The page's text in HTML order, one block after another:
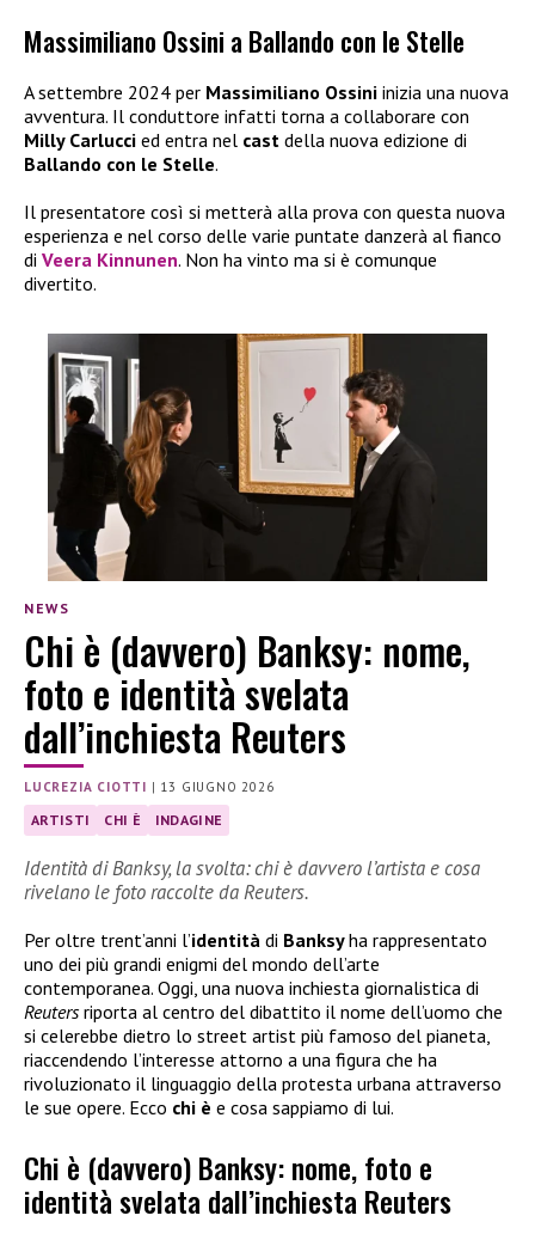
Massimiliano Ossini a Ballando con le Stelle
A settembre 2024 per Massimiliano Ossini inizia una nuova
avventura. Il conduttore infatti torna a collaborare con
Milly Carlucci ed entra nel cast della nuova edizione di
Ballando con le Stelle.
Il presentatore così si metterà alla prova con questa nuova
esperienza e nel corso delle varie puntate danzerà al fianco
di Veera Kinnunen. Non ha vinto ma si è comunque
divertito.
NEWS
Chi è (davvero) Banksy: nome,
foto e identità svelata
dall’inchiesta Reuters
LUCREZIA CIOTTI | 13 GIUGNO 2026
ARTISTI CHI È INDAGINE
Identità di Banksy, la svolta: chi è davvero l’artista e cosa
rivelano le foto raccolte da Reuters.
Per oltre trent’anni l’identità di Banksyha rappresentato
uno dei più grandi enigmi del mondo dell’arte
contemporanea. Oggi, una nuova inchiesta giornalistica di
Reutersriporta al centro del dibattito il nome dell’uomo che
si celerebbe dietro lo street artist più famoso del pianeta,
riaccendendo l’interesse attorno a una figura che ha
rivoluzionato il linguaggio della protesta urbana attraverso
le sue opere. Ecco chi è e cosa sappiamo di lui.
Chi è (davvero) Banksy: nome, foto e
identità svelata dall’inchiesta Reuters